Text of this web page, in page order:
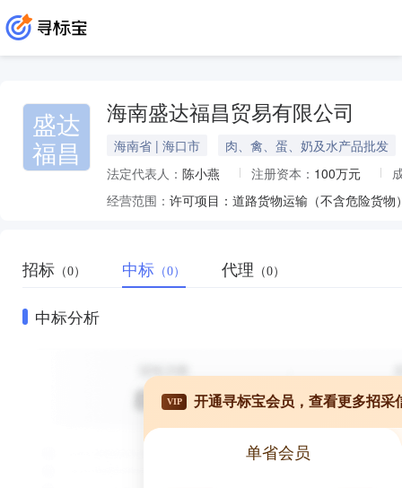
盛达
福昌
海南盛达福昌贸易有限公司
海南省 | 海口市
肉、禽、蛋、奶及水产品批发
法定代表人： 陈小燕 注册资本： 100万元
经营范围：
招标 （0） 中标 （0） 代理 （0）
中标分析
VIP 开通寻标宝会员，查看更多招采
单省会员